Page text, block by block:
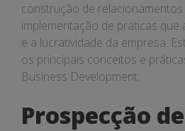
construção de
implementação de práticas que
e a lucratividade da empresa.
os principais conceitos e
Business Development.
Prospecção